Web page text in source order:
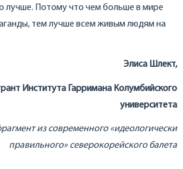
лучше. Потому что чем больше в мире
тем лучше всем живым людям на
Элиса Шлект,
Института Гарримана Колумбийского
университета
из современного «идеологически
правильного» северокорейского балета